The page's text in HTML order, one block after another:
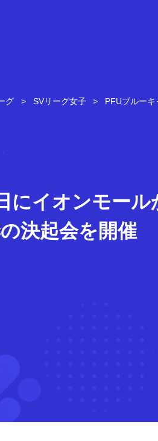
グ SVリーグ女子 PFUブルーキ
にイオンモール
決起会を開催